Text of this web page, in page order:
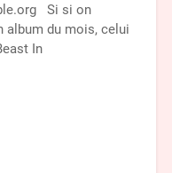
Si si on
album du mois, celui
In